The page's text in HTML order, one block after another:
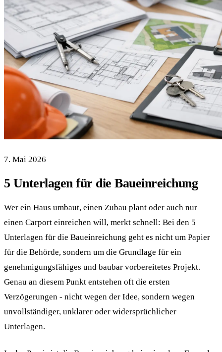
7. Mai 2026
5 Unterlagen für die Baueinreichung
Wer ein Haus umbaut, einen Zubau plant oder auch nur
einen Carport einreichen will, merkt schnell: Bei den 5
Unterlagen für die Baueinreichung geht es nicht um Papier
für die Behörde, sondern um die Grundlage für ein
genehmigungsfähiges und baubar vorbereitetes Projekt.
Genau an diesem Punkt entstehen oft die ersten
Verzögerungen - nicht wegen der Idee, sondern wegen
unvollständiger, unklarer oder widersprüchlicher
Unterlagen.